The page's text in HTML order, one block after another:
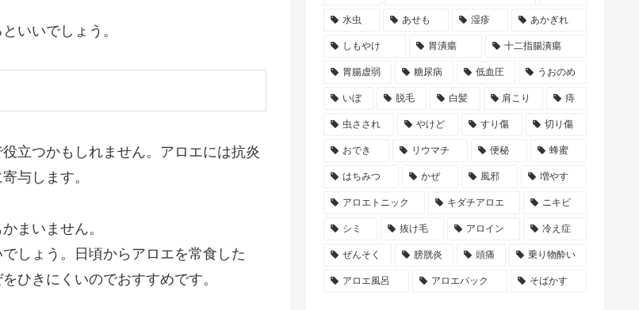
いいでしょう。
立つかもしれません。アロエには抗炎
与します。
まいません。
しょう。日頃からアロエを常食した
ひきにくいのでおすすめです。
水虫 あせも 湿疹 あかぎれ
しもやけ 胃潰瘍 十二指腸潰瘍
胃腸虚弱 糖尿病 低血圧 うおのめ
いぼ 脱毛 白髪 肩こり 痔
虫さされ やけど すり傷 切り傷
おでき リウマチ 便秘 蜂蜜
はちみつ かぜ 風邪 増やす
アロエトニック キダチアロエ ニキビ
シミ 抜け毛 アロイン 冷え症
ぜんそく 膀胱炎 頭痛 乗り物酔い
アロエ風呂 アロエパック そばかす